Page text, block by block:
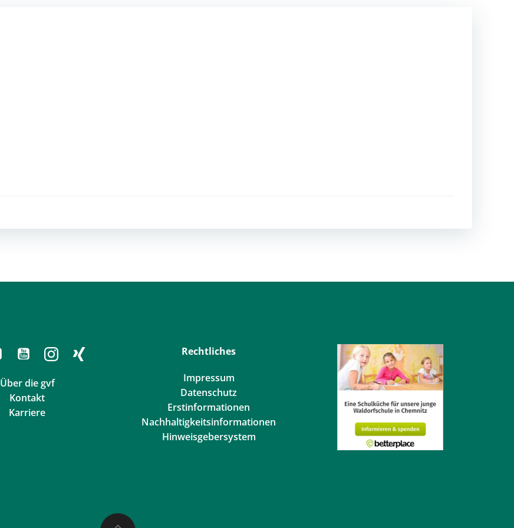
Über die gvf
Kontakt
Karriere
Rechtliches
Impressum
Datenschutz
Erstinformationen
Nachhaltigkeitsinformationen
Hinweisgebersystem